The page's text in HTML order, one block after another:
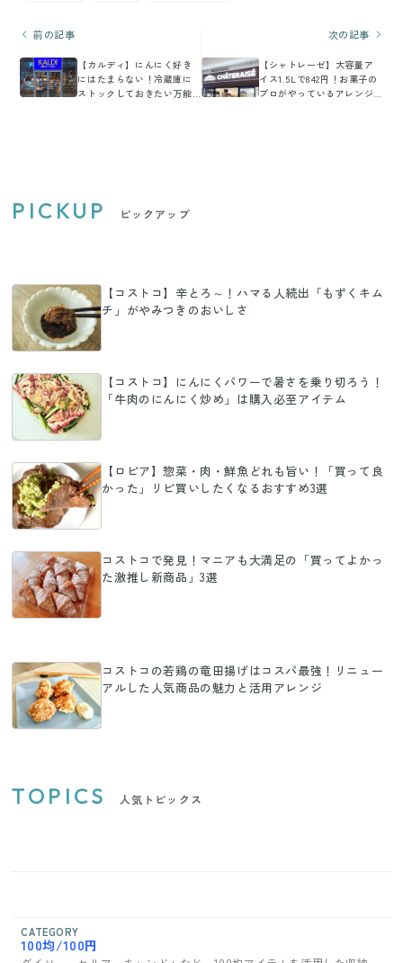
前の記事
【カルディ】にんにく好き
にはたまらない！冷蔵庫に
ストックしておきたい万能
次の記事
【シャトレーゼ】大容量ア
イス1.5Lで842円！お菓子の
プロがやっているアレンジ
PICKUP ピックアップ
【コストコ】辛とろ～！ハマる人続出「もずくキム
チ」がやみつきのおいしさ
【コストコ】にんにくパワーで暑さを乗り切ろう！
「牛肉のにんにく炒め」は購入必至アイテム
【ロピア】惣菜・肉・鮮魚どれも旨い！「買って良
かった」リピ買いしたくなるおすすめ3選
コストコで発見！マニアも大満足の「買ってよかっ
た激推し新商品」3選
コストコの若鶏の竜田揚げはコスパ最強！リニュー
アルした人気商品の魅力と活用アレンジ
TOPICS 人気トピックス
CATEGORY
100均/100円